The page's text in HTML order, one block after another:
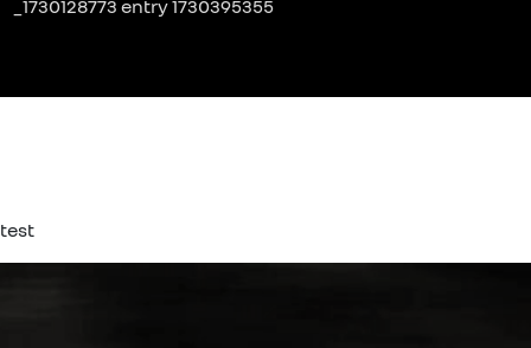
_1730128773 entry 1730395355
test